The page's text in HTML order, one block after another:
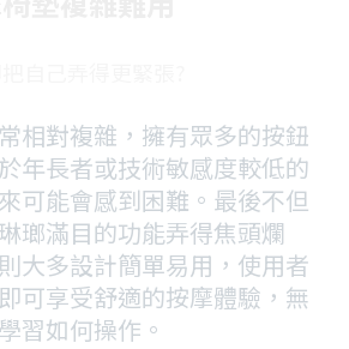
相對複雜，擁有眾多的按鈕
年長者或技術敏感度較低的
可能會感到困難。最後不但
瑯滿目的功能弄得焦頭爛
大多設計簡單易用，使用者
可享受舒適的按摩體驗，無
習如何操作。